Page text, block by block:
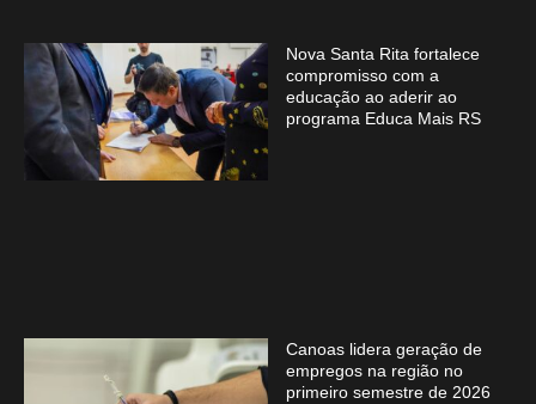
Nova Santa Rita fortalece
compromisso com a
educação ao aderir ao
programa Educa Mais RS
Canoas lidera geração de
empregos na região no
primeiro semestre de 2026